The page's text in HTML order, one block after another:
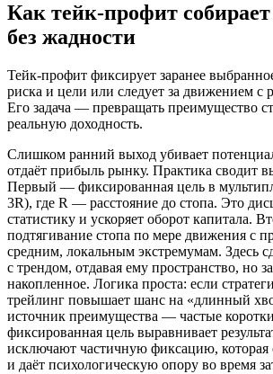
Как тейк‑профит
без жадности
Тейк‑профит фиксирует заранее
риска и цели или следует за движением с
Его задача — превращать преимущество
реальную доходность.
Слишком ранний выход убивает
отдаёт прибыль рынку. Практика сводит
Первый — фиксированная цель в
3R), где R — расстояние до стопа. Это
статистику и ускоряет оборот капитала.
подтягивание стопа по мере движения с
средним, локальным экстремумам. Здесь
с трендом, отдавая ему пространство, но
накопленное. Логика проста: если
трейлинг повышает шанс на «длинный
источник преимущества — частые
фиксированная цель выравнивает
исключают частичную фиксацию, которая
и даёт психологическую опору во время